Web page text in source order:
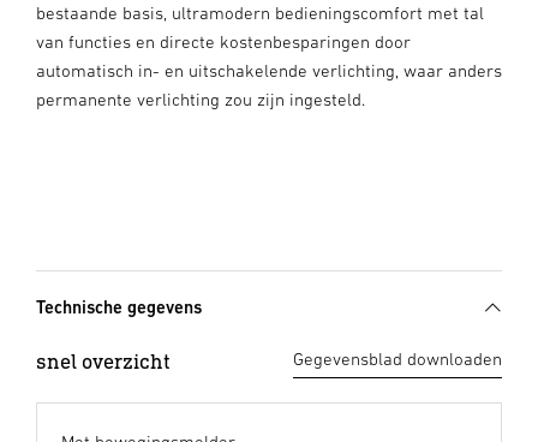
bestaande basis, ultramodern bedieningscomfort met tal
van functies en directe kostenbesparingen door
automatisch in- en uitschakelende verlichting, waar anders
permanente verlichting zou zijn ingesteld.
Technische gegevens
snel overzicht Gegevensblad downloaden